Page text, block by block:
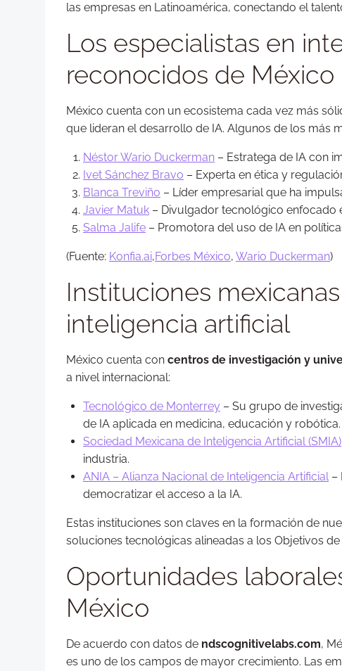
las empresas en Latinoamérica, conectando el
Los especialistas en
reconocidos de México
México cuenta con un ecosistema cada vez más
que lideran el desarrollo de IA. Algunos de los más
Néstor Wario Duckerman – Estratega de IA con
Ivet Sánchez Bravo – Experta en ética y
Blanca Treviño – Líder empresarial que ha
Javier Matuk – Divulgador tecnológico enfocado
Salma Jalife – Promotora del uso de IA en
(Fuente: Konfia.ai,Forbes México, Wario Duckerman)
Instituciones
inteligencia artificial
México cuenta con centros de investigación y
a nivel internacional:
Tecnológico de Monterrey – Su grupo de
de IA aplicada en medicina, educación y robótica.
Sociedad Mexicana de Inteligencia Artificial (SMIA)
industria.
ANIA – Alianza Nacional de Inteligencia Artificial–
democratizar el acceso a la IA.
Estas instituciones son claves en la formación de
soluciones tecnológicas alineadas a los Objetivos
Oportunidades
México
De acuerdo con datos de ndscognitivelabs.com,
es uno de los campos de mayor crecimiento. Las